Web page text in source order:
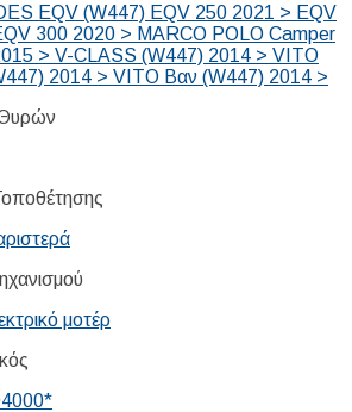
EQV (W447) EQV 250 2021 > EQV
300 2020 > MARCO POLO Camper
> V-CLASS (W447) 2014 > VITO
2014 > VITO Βαν (W447) 2014 >
μοτέρ